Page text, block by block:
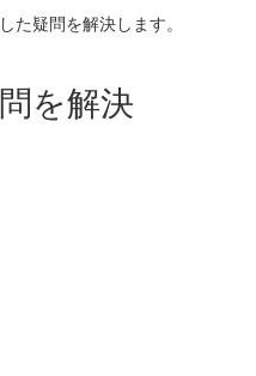
た疑問を解決します。
を解決